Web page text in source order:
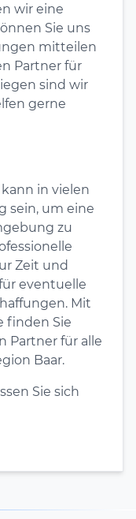
wir eine
Sie uns
mitteilen
Partner für
sind wir
gerne
in vielen
sein, um eine
zu
Zeit und
eventuelle
Mit
finden Sie
Partner für alle
Baar.
Sie sich